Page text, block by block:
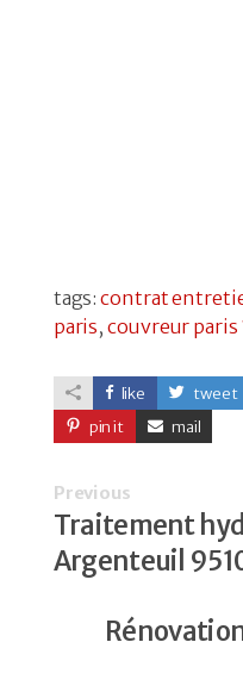
tags:contrat
paris,couvreur paris
like tweet
pin it
mail
Previous
Traitement
Argenteuil